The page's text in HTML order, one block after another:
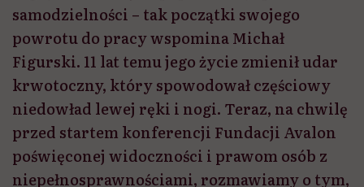
samodzielności – tak początki swojego
powrotu do pracy wspomina Michał
Figurski. 11 lat temu jego życie zmienił udar
krwotoczny, który spowodował częściowy
niedowład lewej ręki i nogi. Teraz, na chwilę
przed startem konferencji Fundacji Avalon
poświęconej widoczności i prawom osób z
niepełnosprawnościami, rozmawiamy o tym,